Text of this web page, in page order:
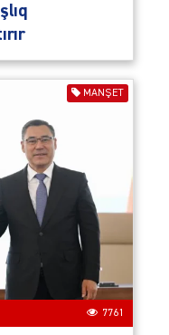
MANŞET
7761